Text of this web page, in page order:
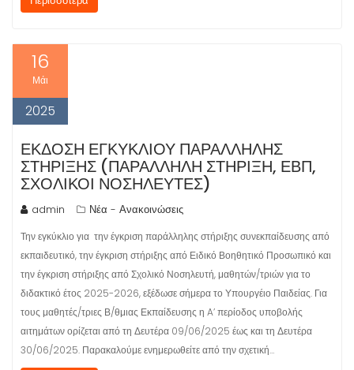
16
Μάι
2025
ΈΚΔΟΣΗ ΕΓΚΥΚΛΊΟΥ ΠΑΡΆΛΛΗΛΗΣ
ΣΤΉΡΙΞΗΣ (ΠΑΡΆΛΛΗΛΗ ΣΤΉΡΙΞΗ, ΕΒΠ,
ΣΧΟΛΙΚΟΊ ΝΟΣΗΛΕΥΤΈΣ)
admin Νέα - Ανακοινώσεις
Την εγκύκλιο για την έγκριση παράλληλης στήριξης συνεκπαίδευσης από
εκπαιδευτικό, την έγκριση στήριξης από Ειδικό Βοηθητικό Προσωπικό και
την έγκριση στήριξης από Σχολικό Νοσηλευτή, μαθητών/τριών για το
διδακτικό έτος 2025-2026, εξέδωσε σήμερα το Υπουργέιο Παιδείας. Για
τους μαθητές/τριες Β/θμιας Εκπαίδευσης η A’ περίοδος υποβολής
αιτημάτων ορίζεται από τη Δευτέρα 09/06/2025 έως και τη Δευτέρα
30/06/2025. Παρακαλούμε ενημερωθείτε από την σχετική…